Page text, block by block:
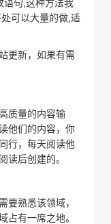
语句,这种方法我
可以大量的做,适
更新，如果有需
质量的内容输
他们的内容，你
行，每天阅读他
读后创建的。
要熟悉该领域，
占有一席之地。